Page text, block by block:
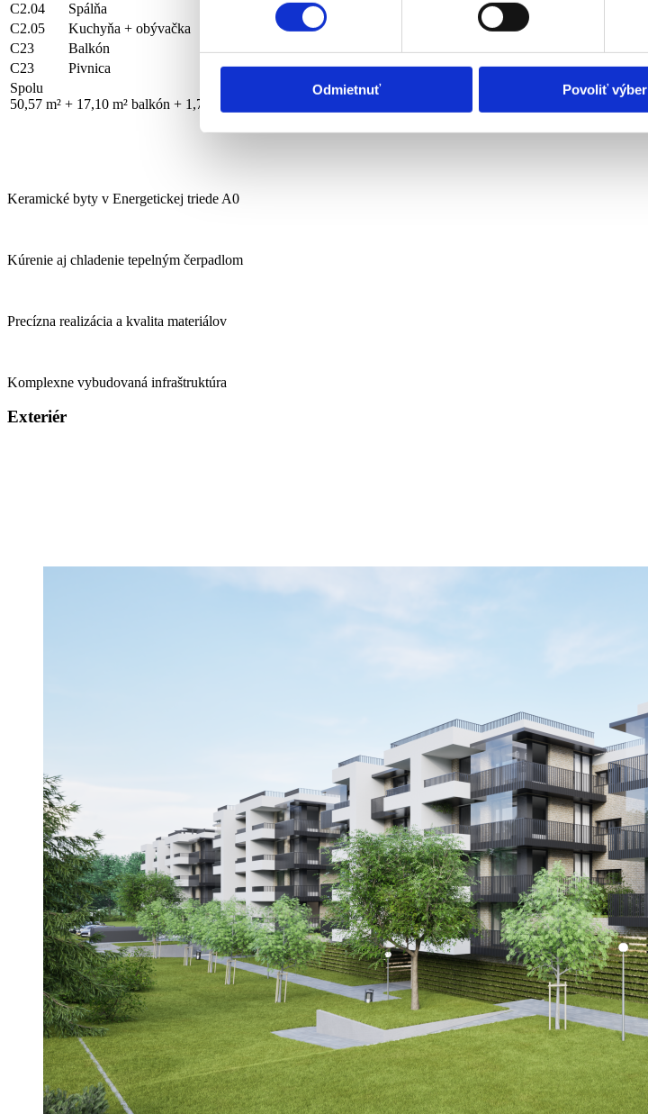
Odmietnuť Povoliť výber
C2.04
Spálňa
C2.05
Kuchyňa + obývačka
C23
Balkón
C23
Pivnica
1,76 m²
Spolu
50,57 m² + 17,10 m² balkón + 1,76 m² pivnica
Keramické byty v Energetickej triede A0
Kúrenie aj chladenie tepelným čerpadlom
Precízna realizácia a kvalita materiálov
Komplexne vybudovaná infraštruktúra
Exteriér